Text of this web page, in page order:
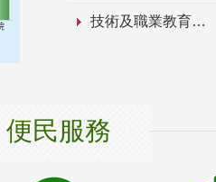
技術及職業教育
便民服務